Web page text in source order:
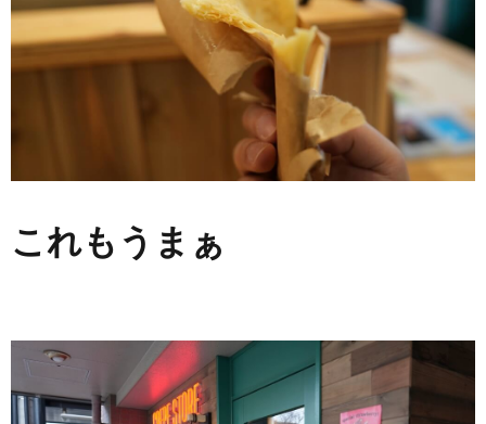
これもうまぁ